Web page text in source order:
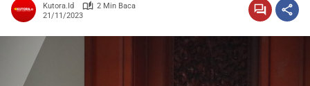
Kutora.id
2 Min Baca
21/11/2023